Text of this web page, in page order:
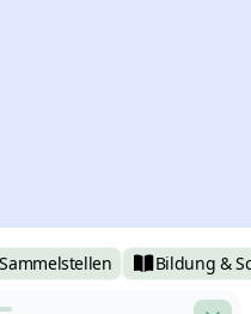
Sammelstellen Bildung &